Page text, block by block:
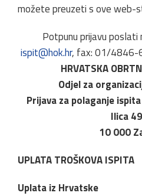
možete preuzeti s ove web-
Potpunu prijavu poslati
ispit@hok.hr, fax: 01/4846-
HRVATSKA
Odjel za
Prijava za polaganje
Ilica
10 000
UPLATA TROŠKOVA ISPITA
Uplata iz Hrvatske